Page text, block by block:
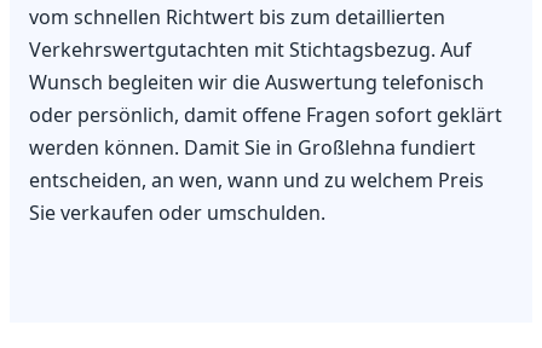
vom schnellen Richtwert bis zum detaillierten
Verkehrswertgutachten mit Stichtagsbezug. Auf
Wunsch begleiten wir die Auswertung telefonisch
oder persönlich, damit offene Fragen sofort geklärt
werden können. Damit Sie in Großlehna fundiert
entscheiden, an wen, wann und zu welchem Preis
Sie verkaufen oder umschulden.